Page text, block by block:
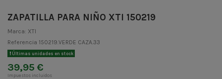
ZAPATILLA PARA NIÑO XTI 150219
Marca: XTI
Referencia 150219.VERDE CAZA.33
Últimas unidades en stock
39,95 €
Impuestos incluidos